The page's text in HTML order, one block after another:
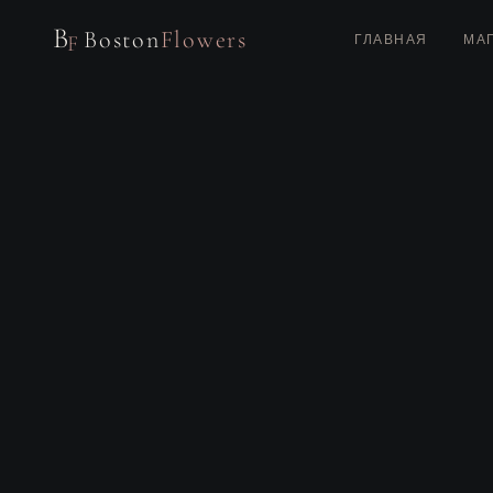
BF BostonFlowers ГЛАВНАЯ